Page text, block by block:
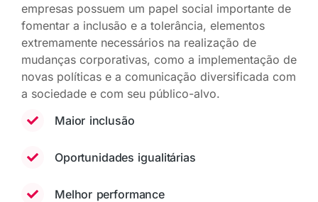
empresas possuem um papel social importante de
fomentar a inclusão e a tolerância, elementos
extremamente necessários na realização de
mudanças corporativas, como a implementação de
novas políticas e a comunicação diversificada com
a sociedade e com seu público-alvo.
Maior inclusão
Oportunidades igualitárias
Melhor performance